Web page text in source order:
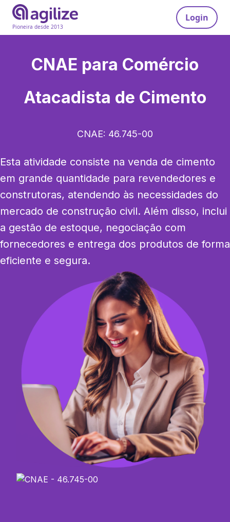
Pioneira desde 2013
Login
CNAE para Comércio
Atacadista de Cimento
CNAE: 46.745-00
Esta atividade consiste na venda de cimento
em grande quantidade para revendedores e
construtoras, atendendo às necessidades do
mercado de construção civil. Além disso, inclui
a gestão de estoque, negociação com
fornecedores e entrega dos produtos de forma
eficiente e segura.